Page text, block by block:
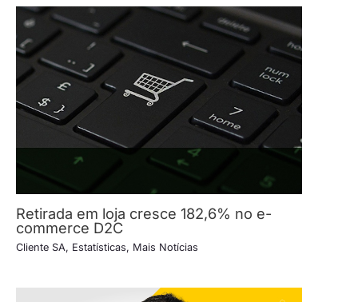
Retirada em loja cresce 182,6% no e-
commerce D2C
Cliente SA, Estatísticas, Mais Notícias